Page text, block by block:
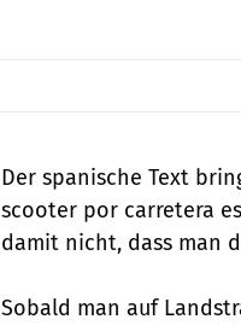
Der spanische Text
scooter por carretera
damit nicht, dass man
Sobald man auf